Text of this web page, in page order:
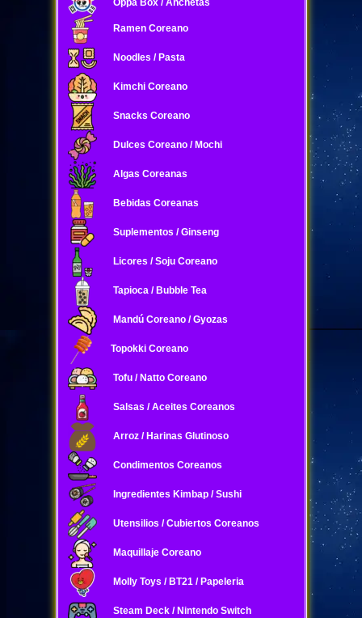
Ramen Coreano
Noodles / Pasta
Kimchi Coreano
Snacks Coreano
Dulces Coreano / Mochi
Algas Coreanas
Bebidas Coreanas
Suplementos / Ginseng
Licores / Soju Coreano
Tapioca / Bubble Tea
Mandú Coreano / Gyozas
Topokki Coreano
Tofu / Natto Coreano
Salsas / Aceites Coreanos
Arroz / Harinas Glutinoso
Condimentos Coreanos
Ingredientes Kimbap / Sushi
Utensilios / Cubiertos Coreanos
Maquillaje Coreano
Molly Toys / BT21 / Papeleria
Steam Deck / Nintendo Switch